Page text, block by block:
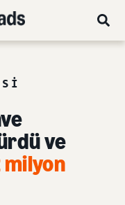
ve
milyon